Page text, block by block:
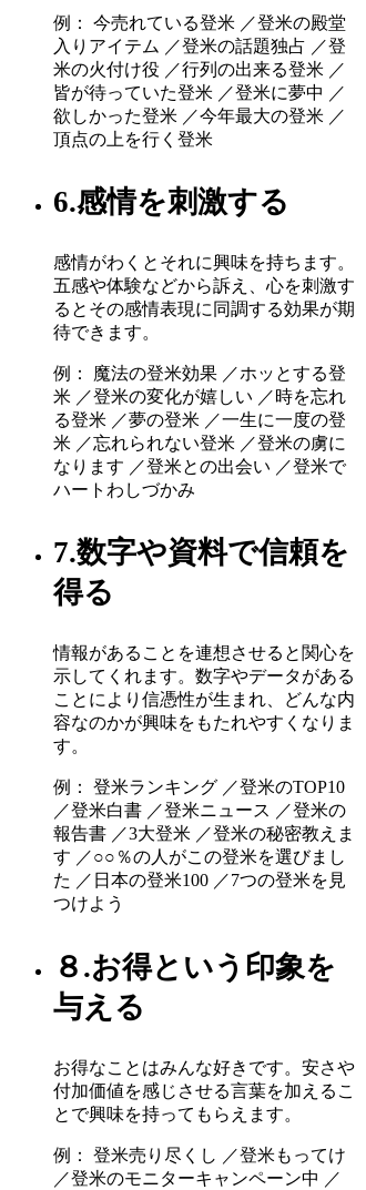
例： 今売れている登米 ／登米の殿堂
入りアイテム ／登米の話題独占 ／登
米の火付け役 ／行列の出来る登米 ／
皆が待っていた登米 ／登米に夢中 ／
欲しかった登米 ／今年最大の登米 ／
頂点の上を行く登米
6.感情を刺激する
感情がわくとそれに興味を持ちます。
五感や体験などから訴え、心を刺激す
るとその感情表現に同調する効果が期
待できます。
例： 魔法の登米効果 ／ホッとする登
米 ／登米の変化が嬉しい ／時を忘れ
る登米 ／夢の登米 ／一生に一度の登
米 ／忘れられない登米 ／登米の虜に
なります ／登米との出会い ／登米で
ハートわしづかみ
7.数字や資料で信頼を
得る
情報があることを連想させると関心を
示してくれます。数字やデータがある
ことにより信憑性が生まれ、どんな内
容なのかが興味をもたれやすくなりま
す。
例： 登米ランキング ／登米のTOP10
／登米白書 ／登米ニュース ／登米の
報告書 ／3大登米 ／登米の秘密教えま
す ／○○％の人がこの登米を選びまし
た ／日本の登米100 ／7つの登米を見
つけよう
８.お得という印象を
与える
お得なことはみんな好きです。安さや
付加価値を感じさせる言葉を加えるこ
とで興味を持ってもらえます。
例： 登米売り尽くし ／登米もってけ
／登米のモニターキャンペーン中 ／